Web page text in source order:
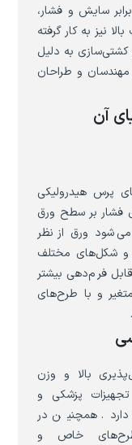
سایش و فشار،
نیز به کار گرفته
به دلیل
مهندسان و طراحان
آن
پرس هیدرولیکی
فشار بر سطح ورق
ورق از نظر
و شکل‌های مختلف
فرم‌دهی بیشتر
و با طرح‌های
بالا و وزن
پزشکی و
همچنین در
طرح‌های خاص و